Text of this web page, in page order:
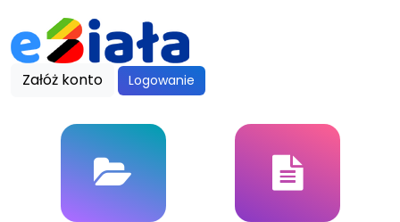
Załóż konto Logowanie